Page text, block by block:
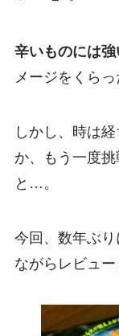
辛いものには
メージをくら
しかし、時は
か、もう一度
と…。
今回、数年ぶ
ながらレビュー